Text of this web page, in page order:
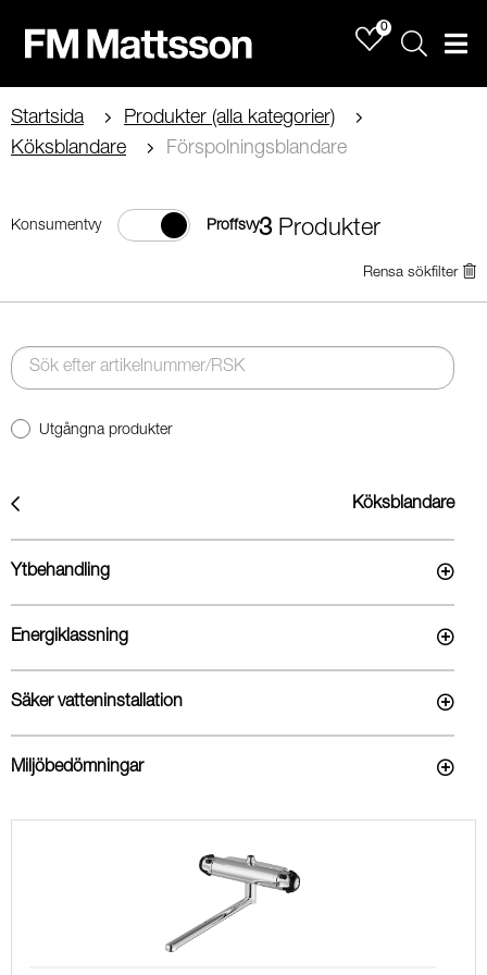
0
Sök
Startsida
Produkter (alla kategorier)
Köksblandare
Förspolningsblandare
Konsumentvy Proffsvy3 Produkter
Rensa sökfilter
Utgångna produkter
Köksblandare
Ytbehandling
Energiklassning
Säker vatteninstallation
Miljöbedömningar